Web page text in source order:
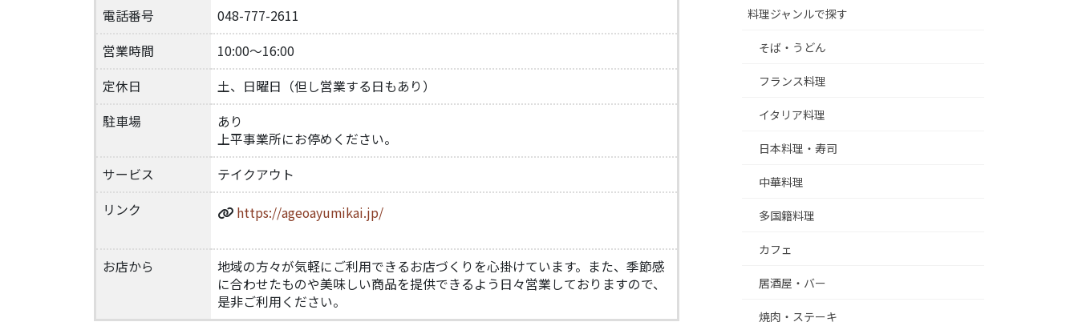
電話番号
048-777-2611
営業時間
10:00～16:00
定休日
土、日曜日（但し営業する日もあり）
駐車場
あり
上平事業所にお停めください。
サービス
テイクアウト
リンク
https://ageoayumikai.jp/
お店から
地域の方々が気軽にご利用できるお店づくりを心掛けています。また、季節感
に合わせたものや美味しい商品を提供できるよう日々営業しておりますので、
是非ご利用ください。
料理ジャンルで探す
そば・うどん
フランス料理
イタリア料理
日本料理・寿司
中華料理
多国籍料理
カフェ
居酒屋・バー
焼肉・ステーキ